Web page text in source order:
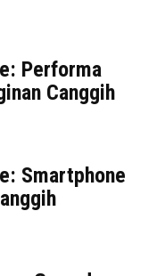
Performa
Canggih
Smartphone